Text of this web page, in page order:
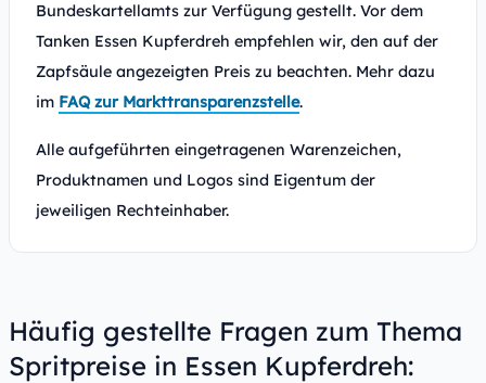
Bundeskartellamts zur Verfügung gestellt. Vor dem
Tanken Essen Kupferdreh empfehlen wir, den auf der
Zapfsäule angezeigten Preis zu beachten. Mehr dazu
im FAQ zur Markttransparenzstelle.
Alle aufgeführten eingetragenen Warenzeichen,
Produktnamen und Logos sind Eigentum der
jeweiligen Rechteinhaber.
Häufig gestellte Fragen zum Thema
Spritpreise in Essen Kupferdreh: